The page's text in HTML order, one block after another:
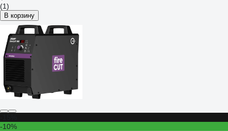
(1)
В корзину
-10%